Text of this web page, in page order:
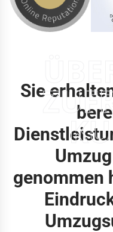
Sie
genommen